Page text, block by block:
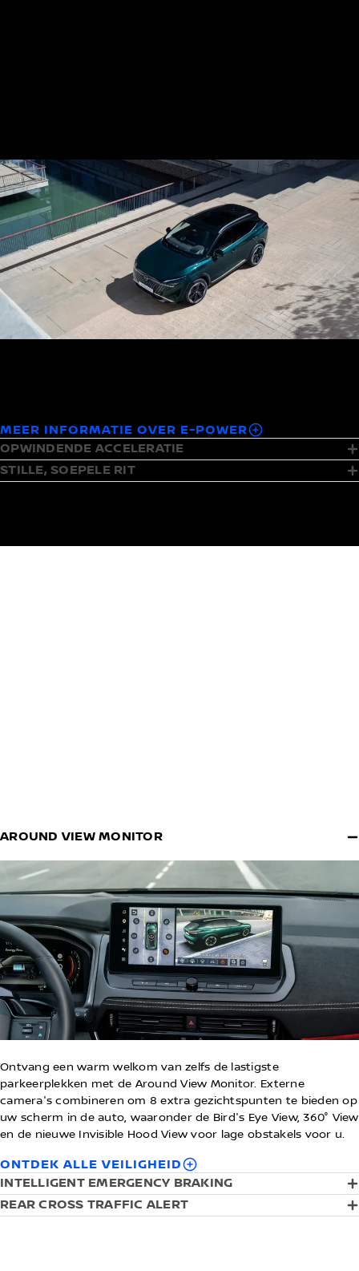
MEER INFORMATIE OVER E-POWER
OPWINDENDE ACCELERATIE
STILLE, SOEPELE RIT
AROUND VIEW MONITOR
Ontvang een warm welkom van zelfs de lastigste
parkeerplekken met de Around View Monitor. Externe
camera's combineren om 8 extra gezichtspunten te bieden op
uw scherm in de auto, waaronder de Bird's Eye View, 360° View
en de nieuwe Invisible Hood View voor lage obstakels voor u.
ONTDEK ALLE VEILIGHEID
INTELLIGENT EMERGENCY BRAKING
REAR CROSS TRAFFIC ALERT